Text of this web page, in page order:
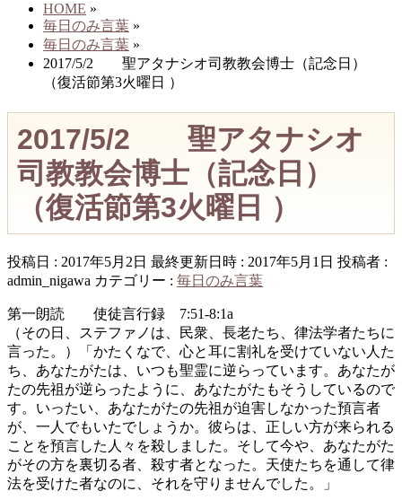
HOME »
毎日のみ言葉 »
毎日のみ言葉 »
2017/5/2 聖アタナシオ司教教会博士（記念日）
（復活節第3火曜日 ）
2017/5/2 聖アタナシオ
司教教会博士（記念日）
（復活節第3火曜日 ）
投稿日 : 2017年5月2日 最終更新日時 : 2017年5月1日 投稿者 :
admin_nigawa カテゴリー : 毎日のみ言葉
第一朗読 使徒言行録 7:51-8:1a
（その日、ステファノは、民衆、長老たち、律法学者たちに
言った。）「かたくなで、心と耳に割礼を受けていない人た
ち、あなたがたは、いつも聖霊に逆らっています。あなたが
たの先祖が逆らったように、あなたがたもそうしているので
す。いったい、あなたがたの先祖が迫害しなかった預言者
が、一人でもいたでしょうか。彼らは、正しい方が来られる
ことを預言した人々を殺しました。そして今や、あなたがた
がその方を裏切る者、殺す者となった。天使たちを通して律
法を受けた者なのに、それを守りませんでした。」